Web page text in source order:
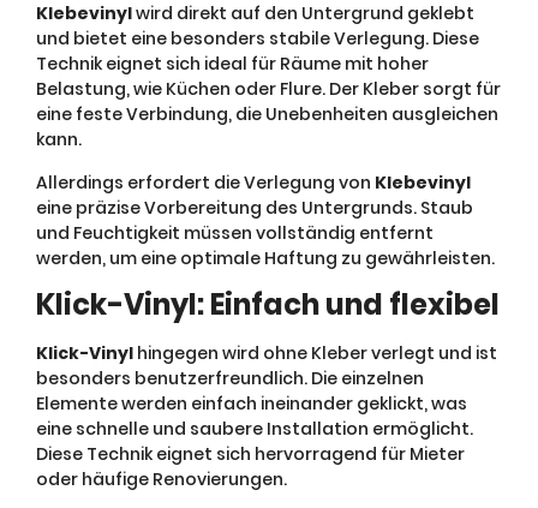
Klebevinylwird direkt auf den Untergrund geklebt
und bietet eine besonders stabile Verlegung. Diese
Technik eignet sich ideal für Räume mit hoher
Belastung, wie Küchen oder Flure. Der Kleber sorgt für
eine feste Verbindung, die Unebenheiten ausgleichen
kann.
Allerdings erfordert die Verlegung von Klebevinyl
eine präzise Vorbereitung des Untergrunds. Staub
und Feuchtigkeit müssen vollständig entfernt
werden, um eine optimale Haftung zu gewährleisten.
Klick-Vinyl: Einfach und flexibel
Klick-Vinyl hingegen wird ohne Kleber verlegt und ist
besonders benutzerfreundlich. Die einzelnen
Elemente werden einfach ineinander geklickt, was
eine schnelle und saubere Installation ermöglicht.
Diese Technik eignet sich hervorragend für Mieter
oder häufige Renovierungen.